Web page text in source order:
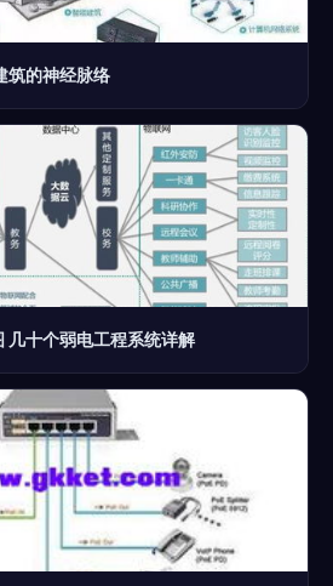
筑的神经脉络
几十个弱电工程系统详解